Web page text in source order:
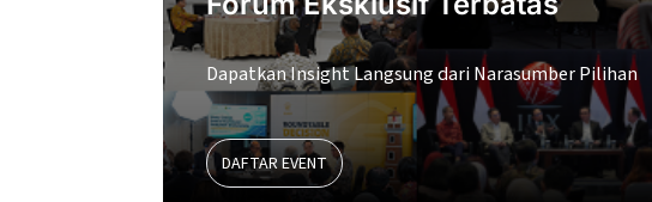
Dapatkan Insight Langsung dari Narasumber Pilihan
DAFTAR EVENT